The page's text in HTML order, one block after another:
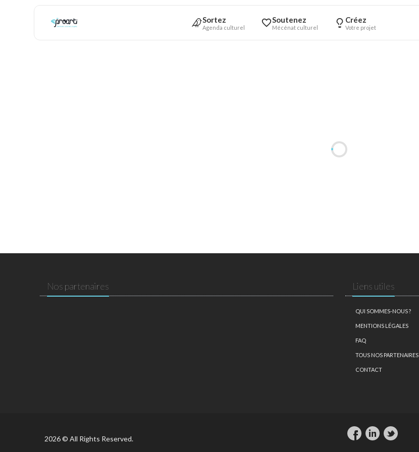
Sortez
Agenda culturel
Soutenez
Mécénat culturel
Créez
Votre projet
Nos partenaires Liens utiles
QUI SOMMES-NOUS ?
MENTIONS LÉGALES
FAQ
TOUS NOS PARTENAIRES
CONTACT
2026 © All Rights Reserved.